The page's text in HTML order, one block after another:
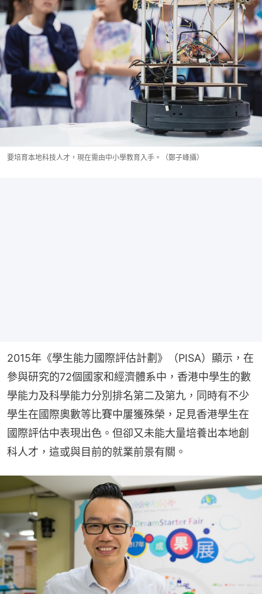
要培育本地科技人才，現在需由中小學教育入手。（鄭子峰攝）
2015年《學生能力國際評估計劃》（PISA）顯示，在
參與研究的72個國家和經濟體系中，香港中學生的數
學能力及科學能力分別排名第二及第九，同時有不少
學生在國際奧數等比賽中屢獲殊榮，足見香港學生在
國際評估中表現出色。但卻又未能大量培養出本地創
科人才，這或與目前的就業前景有關。